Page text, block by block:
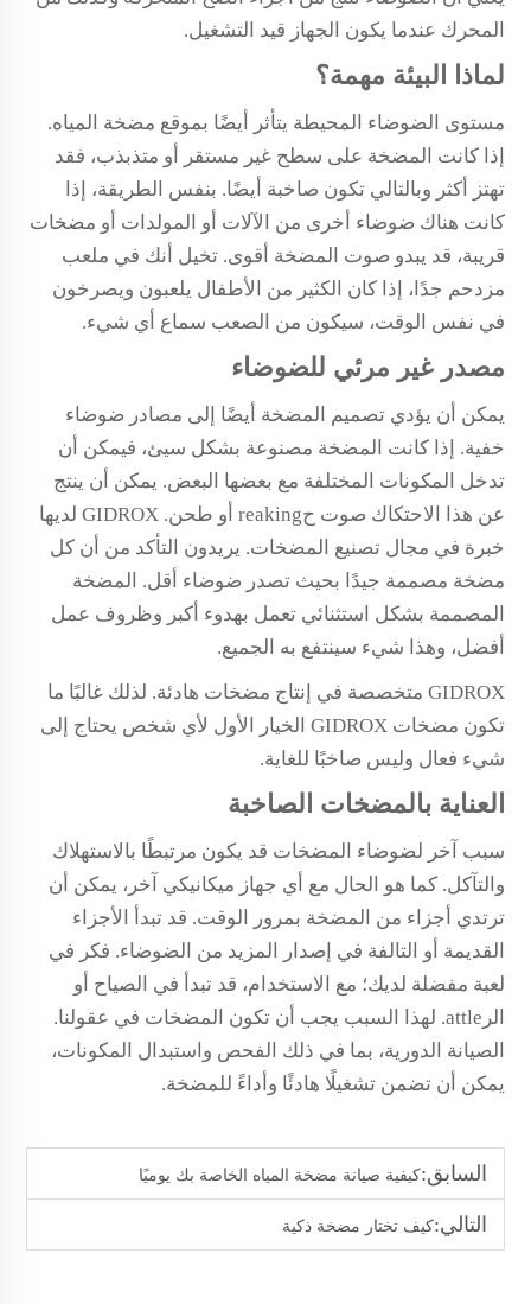
المحرك عندما يكون الجهاز قيد التشغيل.
لماذا البيئة مهمة؟
مستوى الضوضاء المحيطة يتأثر أيضًا بموقع مضخة المياه.
إذا كانت المضخة على سطح غير مستقر أو متذبذب، فقد
تهتز أكثر وبالتالي تكون صاخبة أيضًا. بنفس الطريقة، إذا
كانت هناك ضوضاء أخرى من الآلات أو المولدات أو مضخات
قريبة، قد يبدو صوت المضخة أقوى. تخيل أنك في ملعب
مزدحم جدًا، إذا كان الكثير من الأطفال يلعبون ويصرخون
في نفس الوقت، سيكون من الصعب سماع أي شيء.
مصدر غير مرئي للضوضاء
يمكن أن يؤدي تصميم المضخة أيضًا إلى مصادر ضوضاء
خفية. إذا كانت المضخة مصنوعة بشكل سيئ، فيمكن أن
تدخل المكونات المختلفة مع بعضها البعض. يمكن أن ينتج
عن هذا الاحتكاك صوت حreaking أو طحن. GIDROX لديها
خبرة في مجال تصنيع المضخات. يريدون التأكد من أن كل
مضخة مصممة جيدًا بحيث تصدر ضوضاء أقل. المضخة
المصممة بشكل استثنائي تعمل بهدوء أكبر وظروف عمل
أفضل، وهذا شيء سينتفع به الجميع.
GIDROX متخصصة في إنتاج مضخات هادئة. لذلك غالبًا ما
تكون مضخات GIDROX الخيار الأول لأي شخص يحتاج إلى
شيء فعال وليس صاخبًا للغاية.
العناية بالمضخات الصاخبة
سبب آخر لضوضاء المضخات قد يكون مرتبطًا بالاستهلاك
والتآكل. كما هو الحال مع أي جهاز ميكانيكي آخر، يمكن أن
ترتدي أجزاء من المضخة بمرور الوقت. قد تبدأ الأجزاء
القديمة أو التالفة في إصدار المزيد من الضوضاء. فكر في
لعبة مفضلة لديك؛ مع الاستخدام، قد تبدأ في الصياح أو
الرattle. لهذا السبب يجب أن تكون المضخات في عقولنا.
الصيانة الدورية، بما في ذلك الفحص واستبدال المكونات،
يمكن أن تضمن تشغيلًا هادئًا وأداءً للمضخة.
السابق:كيفية صيانة مضخة المياه الخاصة بك يوميًا
التالي:كيف تختار مضخة ذكية